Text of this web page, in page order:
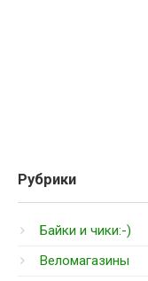
Рубрики
Байки и чики:-)
Веломагазины